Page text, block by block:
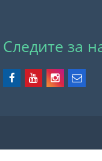
Следите за